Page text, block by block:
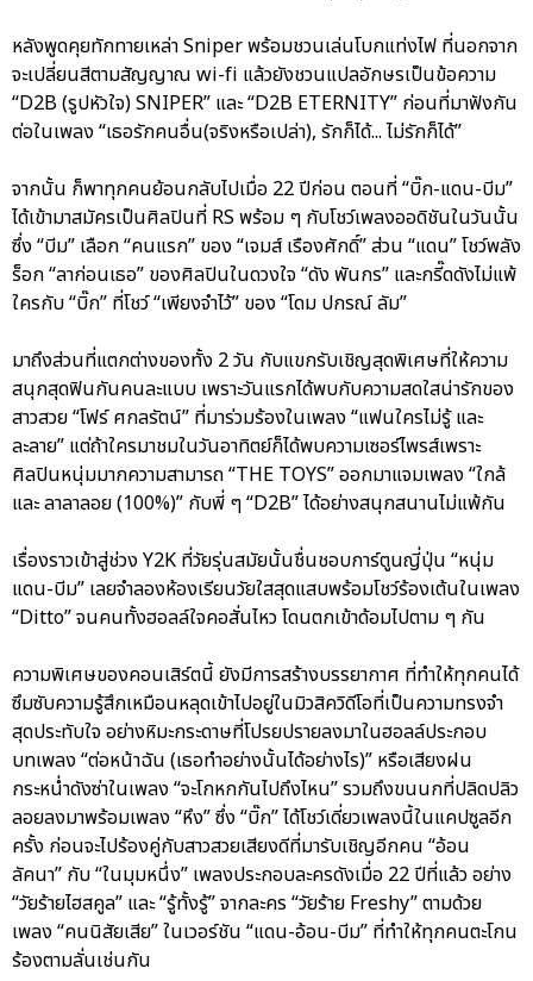
หลังพูดคุยทักทายเหล่า Sniper พร้อมชวนเล่นโบกแท่งไฟ ที่นอกจาก
จะเปลี่ยนสีตามสัญญาณ wi-fi แล้วยังชวนแปลอักษรเป็นข้อความ
“D2B (รูปหัวใจ) SNIPER” และ “D2B ETERNITY” ก่อนที่มาฟังกัน
ต่อในเพลง “เธอรักคนอื่น(จริงหรือเปล่า), รักก็ได้... ไม่รักก็ได้”
จากนั้น ก็พาทุกคนย้อนกลับไปเมื่อ 22 ปีก่อน ตอนที่ “บิ๊ก-แดน-บีม”
ได้เข้ามาสมัครเป็นศิลปินที่ RS พร้อม ๆ กับโชว์เพลงออดิชันในวันนั้น
ซึ่ง “บีม” เลือก “คนแรก” ของ “เจมส์ เรืองศักดิ์” ส่วน “แดน” โชว์พลัง
ร็อก “ลาก่อนเธอ” ของศิลปินในดวงใจ “ดัง พันกร” และกรี๊ดดังไม่แพ้
ใครกับ “บิ๊ก” ที่โชว์ “เพียงจำไว้” ของ “โดม ปกรณ์ ลัม”
มาถึงส่วนที่แตกต่างของทั้ง 2 วัน กับแขกรับเชิญสุดพิเศษที่ให้ความ
สนุกสุดฟินกันคนละแบบ เพราะวันแรกได้พบกับความสดใสน่ารักของ
สาวสวย “โฟร์ ศกลรัตน์” ที่มาร่วมร้องในเพลง “แฟนใครไม่รู้ และ
ละลาย” แต่ถ้าใครมาชมในวันอาทิตย์ก็ได้พบความเซอร์ไพรส์เพราะ
ศิลปินหนุ่มมากความสามารถ “THE TOYS” ออกมาแจมเพลง “ใกล้
และ ลาลาลอย (100%)” กับพี่ ๆ “D2B” ได้อย่างสนุกสนานไม่แพ้กัน
เรื่องราวเข้าสู่ช่วง Y2K ที่วัยรุ่นสมัยนั้นชื่นชอบการ์ตูนญี่ปุ่น “หนุ่ม
แดน-บีม” เลยจำลองห้องเรียนวัยใสสุดแสบพร้อมโชว์ร้องเต้นในเพลง
“Ditto” จนคนทั้งฮอลล์ใจคอสั่นไหว โดนตกเข้าด้อมไปตาม ๆ กัน
ความพิเศษของคอนเสิร์ตนี้ ยังมีการสร้างบรรยากาศ ที่ทำให้ทุกคนได้
ซึมซับความรู้สึกเหมือนหลุดเข้าไปอยู่ในมิวสิควิดีโอที่เป็นความทรงจำ
สุดประทับใจ อย่างหิมะกระดาษที่โปรยปรายลงมาในฮอลล์ประกอบ
บทเพลง “ต่อหน้าฉัน (เธอทำอย่างนั้นได้อย่างไร)” หรือเสียงฝน
กระหน่ำดังซ่าในเพลง “จะโกหกกันไปถึงไหน” รวมถึงขนนกที่ปลิดปลิว
ลอยลงมาพร้อมเพลง “หึง” ซึ่ง “บิ๊ก” ได้โชว์เดี่ยวเพลงนี้ในแคปซูลอีก
ครั้ง ก่อนจะไปร้องคู่กับสาวสวยเสียงดีที่มารับเชิญอีกคน “อ้อน
ลัคนา” กับ “ในมุมหนึ่ง” เพลงประกอบละครดังเมื่อ 22 ปีที่แล้ว อย่าง
“วัยร้ายไฮสคูล” และ “รู้ทั้งรู้” จากละคร “วัยร้าย Freshy” ตามด้วย
เพลง “คนนิสัยเสีย” ในเวอร์ชัน “แดน-อ้อน-บีม” ที่ทำให้ทุกคนตะโกน
ร้องตามลั่นเช่นกัน